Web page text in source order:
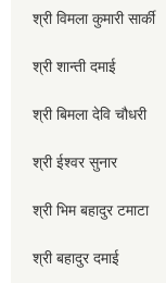
श्री विमला कुमारी सार्की
श्री शान्ती दमाई
श्री बिमला देवि चौधरी
श्री ईश्वर सुनार
श्री भिम बहादुर टमाटा
श्री बहादुर दमाई